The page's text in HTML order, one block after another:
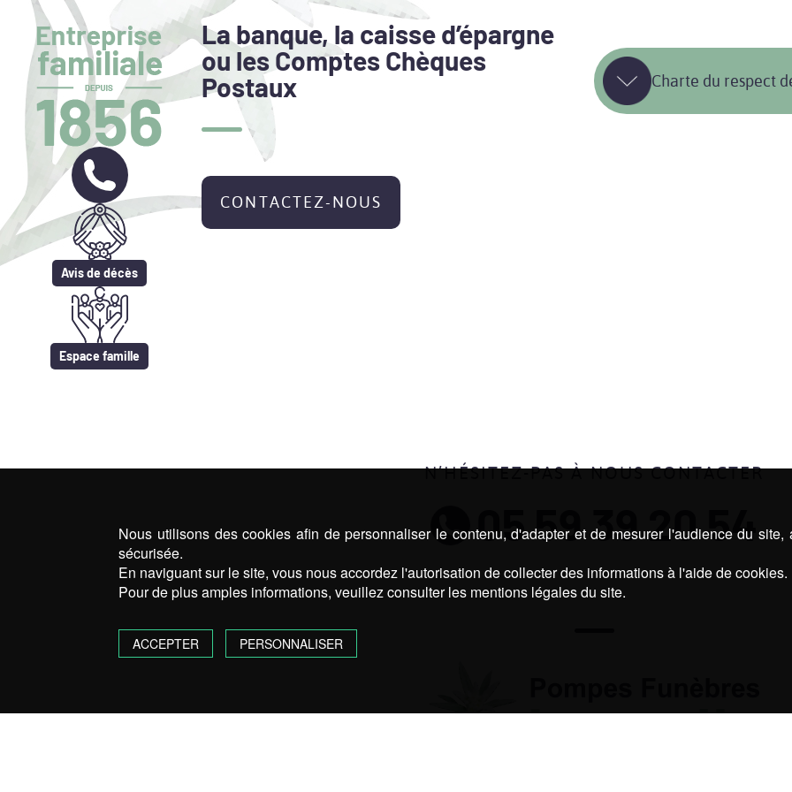
La banque, la caisse d’épargne
ou les Comptes Chèques
Postaux
CONTACTEZ-NOUS
Avis de décès
Espace famille
Charte du respect
N’HÉSITEZ-PAS À NOUS CONTACTER
05 59 39 20 54
Nous utilisons des cookies afin de personnaliser le contenu, d'adapter et de mesurer l'audience du
sécurisée.
En naviguant sur le site, vous nous accordez l'autorisation de collecter des informations à l'aide de cookies.
Pour de plus amples informations, veuillez consulter les mentions légales du site.
ACCEPTER PERSONNALISER